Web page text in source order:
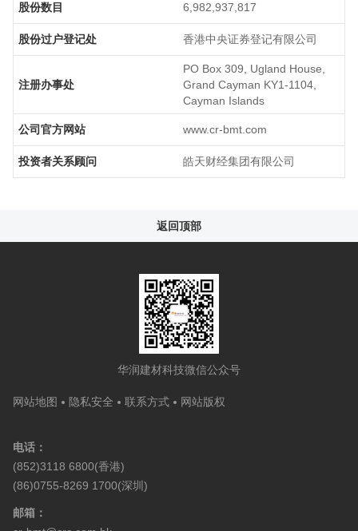
股份数目 6,982,937,817
股份过户登记处 香港中央证券登记有限公司
注册办事处
PO Box 309, Ugland House,
Grand Cayman KY1-1104,
Cayman Islands
公司官方网站 www.cr-bmt.com
投资者关系顾问 皓天财经集团有限公司
返回顶部
华润建材科技微信公众号
网站地图 隐私安全 联系方式 网站版权
电话：
(852)3118 6800(香港)
(86)0755-8269 1700(深圳)
邮箱：